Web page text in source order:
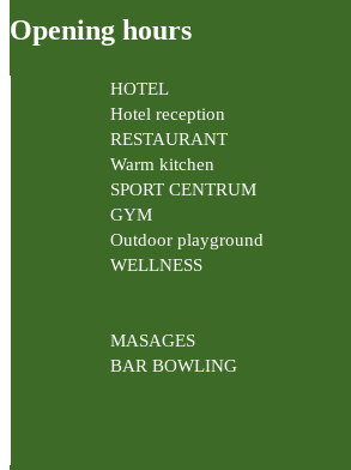
Opening hours
HOTEL
Hotel reception
RESTAURANT
Warm kitchen
SPORT CENTRUM
GYM
Outdoor playground
WELLNESS
MASAGES
BAR BOWLING